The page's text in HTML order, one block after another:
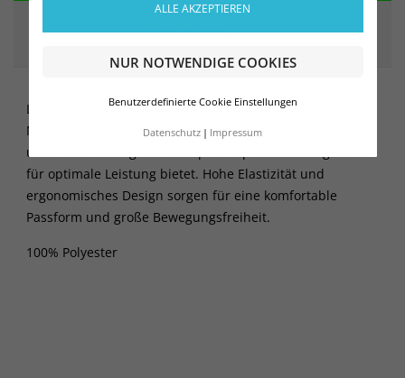
ALLE AKZEPTIEREN
NUR NOTWENDIGE COOKIES
Benutzerdefinierte Cookie Einstellungen
Datenschutz Impressum
ARTIKELDETAILS
Langarmtrikot aus elastischem und funktionellem
Material, das einen effizienten Feuchtigkeitstransport
und ein hervorragendes Körpertemperaturmanagement
für optimale Leistung bietet. Hohe Elastizität und
ergonomisches Design sorgen für eine komfortable
Passform und große Bewegungsfreiheit.
100% Polyester